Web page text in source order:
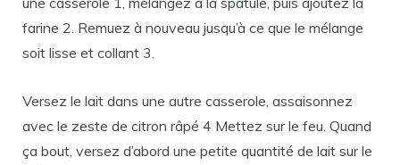
farine 2. Remuez à nouveau jusqu’à ce que le mélange
soit lisse et collant 3.
Versez le lait dans une autre casserole, assaisonnez
avec le zeste de citron râpé 4 Mettez sur le feu. Quand
ça bout, versez d’abord une petite quantité de lait sur le